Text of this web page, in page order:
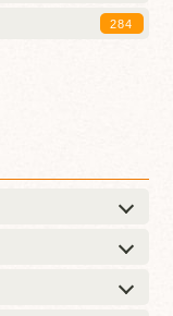
284